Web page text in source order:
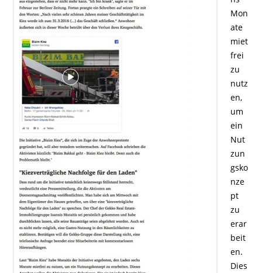
Mon
ate
miet
frei
zu
nutz
en,
um
ein
Nut
zun
gsko
nze
pt
zu
erar
beit
en.
Dies